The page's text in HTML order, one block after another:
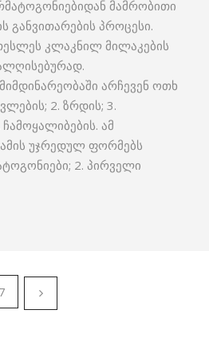
მამრობითი
განვითარების პროცესი.
კლაკნილ­ მილაკების
არჩევენ ოთხ
2. ზრდის; 3.
ამ
უჯრე­დულ ფორმებს
2. პირველი
7